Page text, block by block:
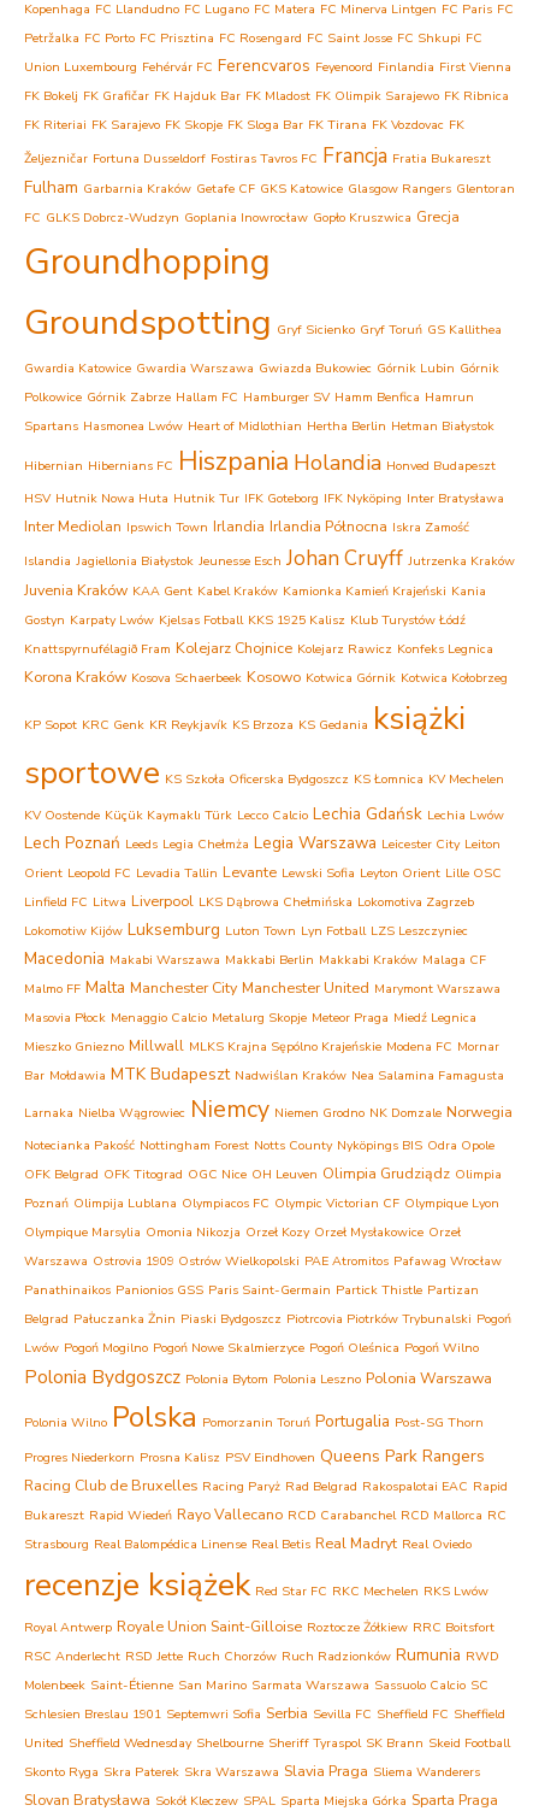
Kopenhaga FC Llandudno FC Lugano FC Matera FC Minerva Lintgen FC Paris FC
Petržalka FC Porto FC Prisztina FC Rosengard FC Saint Josse FC Shkupi FC
Union Luxembourg Fehérvár FC Ferencvaros Feyenoord Finlandia First Vienna
FK Bokelj FK Grafičar FK Hajduk Bar FK Mladost FK Olimpik Sarajewo FK Ribnica
FK Riteriai FK Sarajevo FK Skopje FK Sloga Bar FK Tirana FK Vozdovac FK
Željezničar Fortuna Dusseldorf Fostiras Tavros FC Francja Fratia Bukareszt
Fulham Garbarnia Kraków Getafe CF GKS Katowice Glasgow Rangers Glentoran
FC GLKS Dobrcz-Wudzyn Goplania Inowrocław Gopło Kruszwica Grecja
Groundhopping
Groundspotting Gryf Sicienko Gryf Toruń GS Kallithea
Gwardia Katowice Gwardia Warszawa Gwiazda Bukowiec Górnik Lubin Górnik
Polkowice Górnik Zabrze Hallam FC Hamburger SV Hamm Benfica Hamrun
Spartans Hasmonea Lwów Heart of Midlothian Hertha Berlin Hetman Białystok
Hibernian Hibernians FC Hiszpania Holandia Honved Budapeszt
HSV Hutnik Nowa Huta Hutnik Tur IFK Goteborg IFK Nyköping Inter Bratysława
Inter Mediolan Ipswich Town Irlandia Irlandia Północna Iskra Zamość
Islandia Jagiellonia Białystok Jeunesse Esch Johan Cruyff Jutrzenka Kraków
Juvenia Kraków KAA Gent Kabel Kraków Kamionka Kamień Krajeński Kania
Gostyn Karpaty Lwów Kjelsas Fotball KKS 1925 Kalisz Klub Turystów Łódź
Knattspyrnufélagið Fram Kolejarz Chojnice Kolejarz Rawicz Konfeks Legnica
Korona Kraków Kosova Schaerbeek Kosowo Kotwica Górnik Kotwica Kołobrzeg
KP Sopot KRC Genk KR Reykjavík KS Brzoza KS Gedania książki
sportowe KS Szkoła Oficerska Bydgoszcz KS Łomnica KV Mechelen
KV Oostende Küçük Kaymaklı Türk Lecco Calcio Lechia Gdańsk Lechia Lwów
Lech Poznań Leeds Legia Chełmża Legia Warszawa Leicester City Leiton
Orient Leopold FC Levadia Tallin Levante Lewski Sofia Leyton Orient Lille OSC
Linfield FC Litwa Liverpool LKS Dąbrowa Chełmińska Lokomotiva Zagrzeb
Lokomotiw Kijów Luksemburg Luton Town Lyn Fotball LZS Leszczyniec
Macedonia Makabi Warszawa Makkabi Berlin Makkabi Kraków Malaga CF
Malmo FF Malta Manchester City Manchester United Marymont Warszawa
Masovia Płock Menaggio Calcio Metalurg Skopje Meteor Praga Miedź Legnica
Mieszko Gniezno Millwall MLKS Krajna Sępólno Krajeńskie Modena FC Mornar
Bar Mołdawia MTK Budapeszt Nadwiślan Kraków Nea Salamina Famagusta
Larnaka Nielba Wągrowiec Niemcy Niemen Grodno NK Domzale Norwegia
Notecianka Pakość Nottingham Forest Notts County Nyköpings BIS Odra Opole
OFK Belgrad OFK Titograd OGC Nice OH Leuven Olimpia Grudziądz Olimpia
Poznań Olimpija Lublana Olympiacos FC Olympic Victorian CF Olympique Lyon
Olympique Marsylia Omonia Nikozja Orzeł Kozy Orzeł Mysłakowice Orzeł
Warszawa Ostrovia 1909 Ostrów Wielkopolski PAE Atromitos Pafawag Wrocław
Panathinaikos Panionios GSS Paris Saint-Germain Partick Thistle Partizan
Belgrad Pałuczanka Żnin Piaski Bydgoszcz Piotrcovia Piotrków Trybunalski Pogoń
Lwów Pogoń Mogilno Pogoń Nowe Skalmierzyce Pogoń Oleśnica Pogoń Wilno
Polonia Bydgoszcz Polonia Bytom Polonia Leszno Polonia Warszawa
Polonia Wilno Polska Pomorzanin Toruń Portugalia Post-SG Thorn
Progres Niederkorn Prosna Kalisz PSV Eindhoven Queens Park Rangers
Racing Club de Bruxelles Racing Paryż Rad Belgrad Rakospalotai EAC Rapid
Bukareszt Rapid Wiedeń Rayo Vallecano RCD Carabanchel RCD Mallorca RC
Strasbourg Real Balompédica Linense Real Betis Real Madryt Real Oviedo
recenzje książek Red Star FC RKC Mechelen RKS Lwów
Royal Antwerp Royale Union Saint-Gilloise Roztocze Żółkiew RRC Boitsfort
RSC Anderlecht RSD Jette Ruch Chorzów Ruch Radzionków Rumunia RWD
Molenbeek Saint-Étienne San Marino Sarmata Warszawa Sassuolo Calcio SC
Schlesien Breslau 1901 Septemwri Sofia Serbia Sevilla FC Sheffield FC Sheffield
United Sheffield Wednesday Shelbourne Sheriff Tyraspol SK Brann Skeid Football
Skonto Ryga Skra Paterek Skra Warszawa Slavia Praga Sliema Wanderers
Slovan Bratysława Sokół Kleczew SPAL Sparta Miejska Górka Sparta Praga